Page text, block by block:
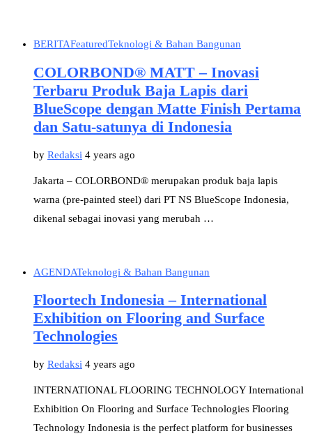
BERITAFeaturedTeknologi & Bahan Bangunan
COLORBOND® MATT – Inovasi
Terbaru Produk Baja Lapis dari
BlueScope dengan Matte Finish Pertama
dan Satu-satunya di Indonesia
by Redaksi 4 years ago
Jakarta – COLORBOND® merupakan produk baja lapis
warna (pre-painted steel) dari PT NS BlueScope Indonesia,
dikenal sebagai inovasi yang merubah …
AGENDATeknologi & Bahan Bangunan
Floortech Indonesia – International
Exhibition on Flooring and Surface
Technologies
by Redaksi 4 years ago
INTERNATIONAL FLOORING TECHNOLOGY International
Exhibition On Flooring and Surface Technologies Flooring
Technology Indonesia is the perfect platform for businesses